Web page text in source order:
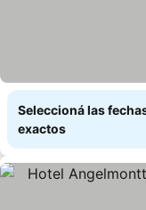
Seleccioná las
exactos